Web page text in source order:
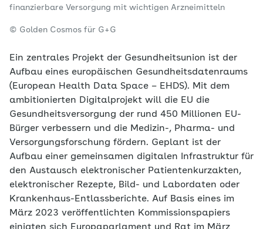
finanzierbare Versorgung mit wichtigen Arzneimitteln
© Golden Cosmos für G+G
Ein zentrales Projekt der Gesundheitsunion ist der
Aufbau eines europäischen Gesundheitsdatenraums
(European Health Data Space – EHDS). Mit dem
ambitionierten Digitalprojekt will die EU die
Gesundheitsversorgung der rund 450 Millionen EU-
Bürger verbessern und die Medizin-, Pharma- und
Versorgungsforschung fördern. Geplant ist der
Aufbau einer gemeinsamen digitalen Infrastruktur für
den Austausch elektronischer Patientenkurzakten,
elektronischer Rezepte, Bild- und Labordaten oder
Krankenhaus-Entlassberichte. Auf Basis eines im
März 2023 veröffentlichten Kommissionspapiers